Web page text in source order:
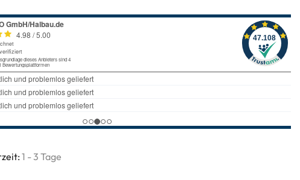
1 - 3 Tage